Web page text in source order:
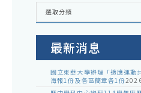
各
室
選取分類
最新消息
國立東華大學辦理「適應運動
海報1份及各區簡章各1份